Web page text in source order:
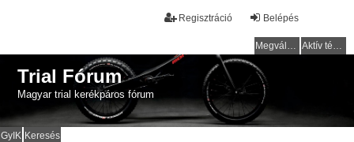
Belépés
Regisztráció
Megválaszolatlan témák Aktív témák
Trial Fórum
Magyar trial kerékpáros fórum
GyIK Keresés